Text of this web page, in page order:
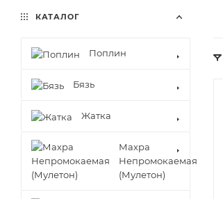
КАТАЛОГ
Поплин
Бязь
Жатка
Махра
Непромокаемая
(Мулетон)